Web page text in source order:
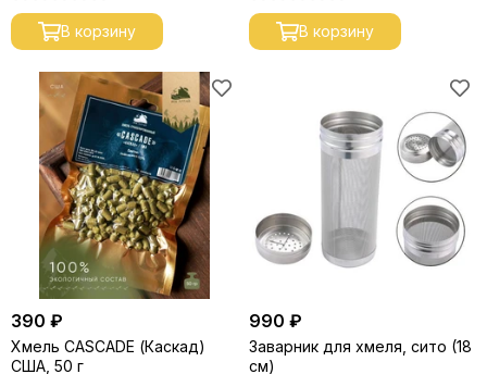
В корзину В корзину
390 ₽
Хмель CASCADE (Каскад)
США, 50 г
990 ₽
Заварник для хмеля, сито (18
см)